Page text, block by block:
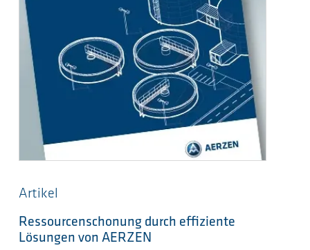
Artikel
Ressourcenschonung durch effiziente
Lösungen von AERZEN